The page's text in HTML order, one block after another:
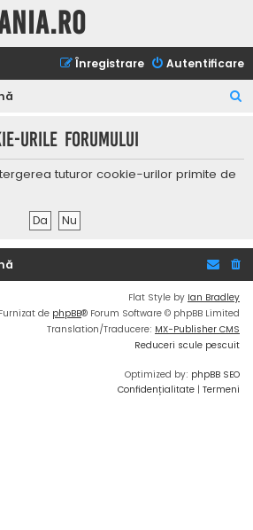
Autentificare
Înregistrare
t
urile forumului
tuturor cookie-urilor primite de
Flat Style by Ian Bradley
Furnizat de phpBB® Forum Software © phpBB Limited
Translation/Traducere: MX-Publisher CMS
Reduceri scule pescuit
Optimized by: phpBB SEO
Confidențialitate | Termeni